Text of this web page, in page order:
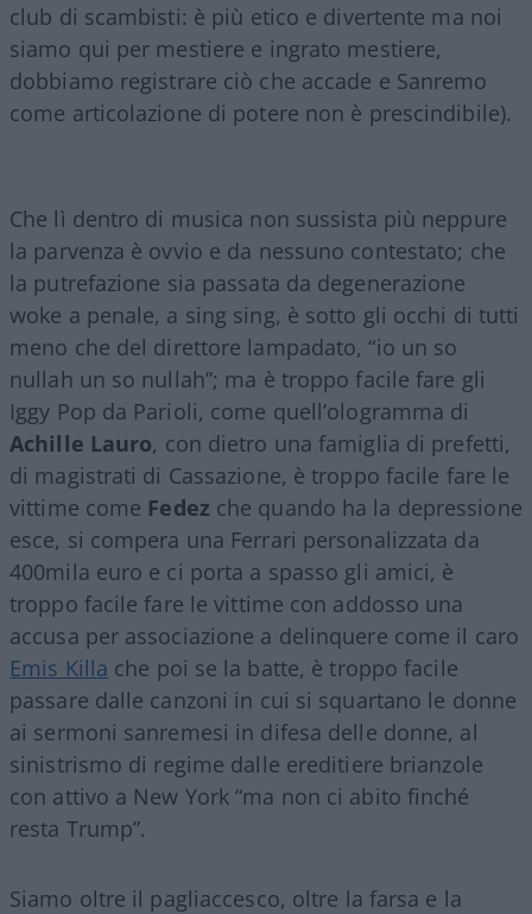
club di scambisti: è più etico e divertente ma noi
siamo qui per mestiere e ingrato mestiere,
dobbiamo registrare ciò che accade e Sanremo
come articolazione di potere non è prescindibile).
Che lì dentro di musica non sussista più neppure
la parvenza è ovvio e da nessuno contestato; che
la putrefazione sia passata da degenerazione
woke a penale, a sing sing, è sotto gli occhi di tutti
meno che del direttore lampadato, “io un so
nullah un so nullah”; ma è troppo facile fare gli
Iggy Pop da Parioli, come quell’ologramma di
Achille Lauro, con dietro una famiglia di prefetti,
di magistrati di Cassazione, è troppo facile fare le
vittime come Fedez che quando ha la depressione
esce, si compera una Ferrari personalizzata da
400mila euro e ci porta a spasso gli amici, è
troppo facile fare le vittime con addosso una
accusa per associazione a delinquere come il caro
Emis Killa che poi se la batte, è troppo facile
passare dalle canzoni in cui si squartano le donne
ai sermoni sanremesi in difesa delle donne, al
sinistrismo di regime dalle ereditiere brianzole
con attivo a New York “ma non ci abito finché
resta Trump”.
Siamo oltre il pagliaccesco, oltre la farsa e la